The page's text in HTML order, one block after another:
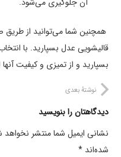
همچنین شما می‌توانید از
قالیشویی عدل بسپارید. با
بسپارید و از تمیزی و کیفیت
نوشتهٔ بعدی
دیدگاهتان را بنویسید
نشانی ایمیل شما منتشر
شده‌اند *